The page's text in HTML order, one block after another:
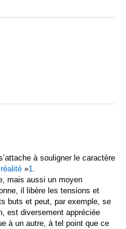
à souligner le caractère
réalité»1.
mais aussi un moyen
il libère les tensions et
buts et peut, par exemple, se
est diversement appréciée
à un autre, à tel point que ce